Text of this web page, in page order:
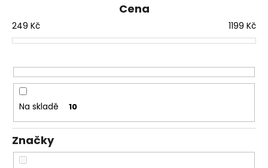
r
o
u
k
ů
Cena
249 Kč 1199 Kč
Na skladě 10
Značky
HLEDAT
D
o
p
o
r
u